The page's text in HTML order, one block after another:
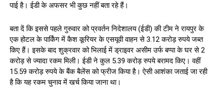
पाई है। ईडी के अफसर भी कुछ नहीं बता रहे हैं।
बता दें कि इससे पहले गुरुवार को प्रवर्तन निदेशालय (ईडी) की टीम ने रायपुर के
एक होटल के पार्किंग में कैश कूरियर के एसयूवी वाहन से 3.12 करोड़ रुपये जब्त
किए हैं। इसके बाद शुक्रवार को भिलाई में ड्राइवर असीम उर्फ बप्पा के घर से 2
करोड़ से ज्यादा रकम मिली। ईडी ने कुल 5.39 करोड़ रुपये बरामद किए। वहीं
15.59 करोड़ रुपये के बैंक बैलेंस को फ्रीज किया है। ऐसी आशंका जताई जा रही
है कि यह रकम चुनाव में खर्च किया जाना था।